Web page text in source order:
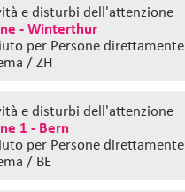
e disturbi dell'attenzione
- Winterthur
per Persone direttamente
/ ZH
e disturbi dell'attenzione
1 - Bern
per Persone direttamente
/ BE